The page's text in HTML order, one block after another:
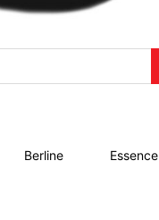
Berline Essence